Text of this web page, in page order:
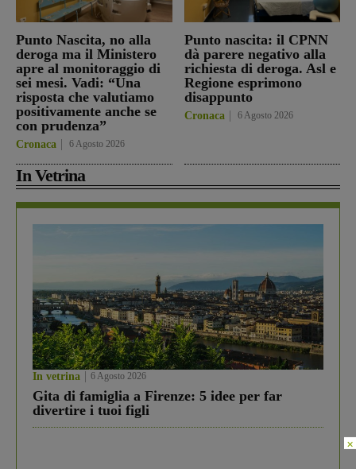
Punto Nascita, no alla
deroga ma il Ministero
apre al monitoraggio di
sei mesi. Vadi: “Una
risposta che valutiamo
positivamente anche se
con prudenza”
Cronaca 6 Agosto 2026
Punto nascita: il CPNN
dà parere negativo alla
richiesta di deroga. Asl e
Regione esprimono
disappunto
Cronaca 6 Agosto 2026
In Vetrina
In vetrina 6 Agosto 2026
Gita di famiglia a Firenze: 5 idee per far
divertire i tuoi figli
×